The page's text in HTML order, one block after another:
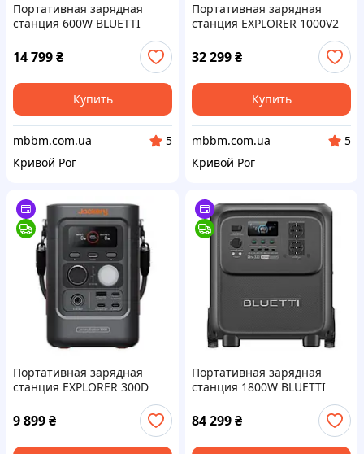
Портативная зарядная
станция 600W BLUETTI
14 799₴
Купить
mbbm.com.ua
5
Кривой Рог
Портативная зарядная
станция EXPLORER 1000V2
1070WH JACKERY 21-0001-
000221
32 299₴
Купить
mbbm.com.ua
5
Кривой Рог
Портативная зарядная
станция EXPLORER 300D
000356
9 899₴
Портативная зарядная
станция 1800W BLUETTI
84 299₴